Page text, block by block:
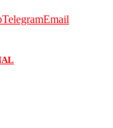
TelegramEmail